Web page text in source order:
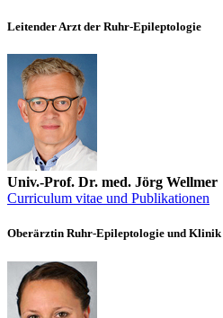
Leitender Arzt der Ruhr-Epileptologie
Univ.-Prof. Dr. med. Jörg Wellmer
Curriculum vitae und Publikationen
Oberärztin Ruhr-Epileptologie und